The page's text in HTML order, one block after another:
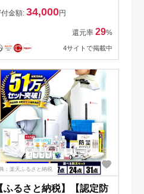
金額: 34,000円
還元率 29%
4サイトで掲載中
：楽天ふるさと納税
ふるさと納税】【認定防